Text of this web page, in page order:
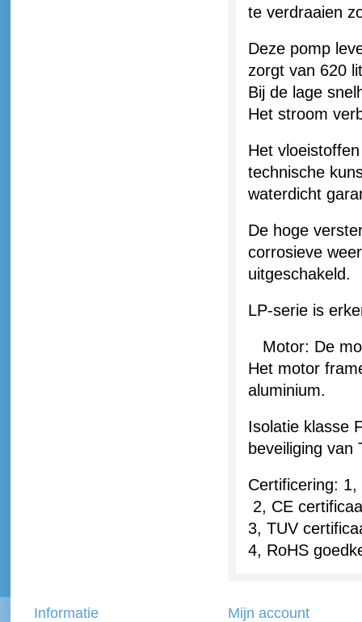
te verdraaien
Deze pomp
zorgt van 620
Bij de lage
Het stroom
Het
technische
waterdicht
De hoge
corrosieve
uitgeschakeld.
LP-serie is
Motor: De
Het motor
aluminium.
Isolatie klasse
beveiliging
Certificering: 1,
2, CE
3, TUV
4, RoHS
Informatie Mijn account